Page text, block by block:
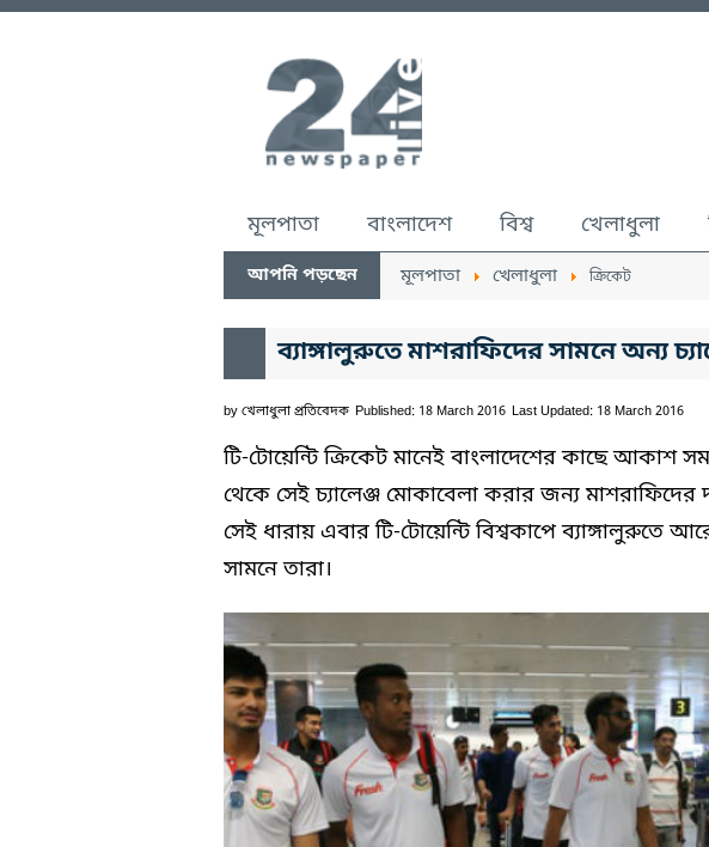
মূলপাতা বাংলাদেশ বিশ্ব খেলাধুলা
আপনি পড়ছেন মূলপাতা খেলাধুলা ক্রিকেট
ব্যাঙ্গালুরুতে মাশরাফিদের সামনে অন্য
by খেলাধুলা প্রতিবেদক Published: 18 March 2016 Last Updated: 18 March 2016
টি-টোয়েন্টি ক্রিকেট মানেই বাংলাদেশের কাছে আকাশ
থেকে সেই চ্যালেঞ্জ মোকাবেলা করার জন্য মাশরাফিদের
সেই ধারায় এবার টি-টোয়েন্টি বিশ্বকাপে ব্যাঙ্গালুরুতে
সামনে তারা।